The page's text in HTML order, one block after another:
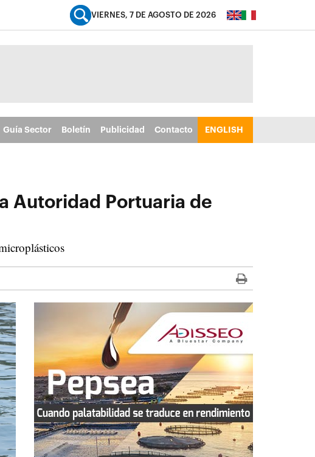
VIERNES, 7 DE AGOSTO DE 2026
Guía Sector Boletín Publicidad Contacto ENGLISH
Autoridad Portuaria de